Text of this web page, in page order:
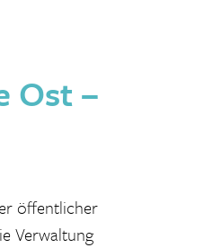
Ost –
öffentlicher
Verwaltung